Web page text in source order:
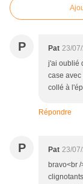
P Pat 23/
j'ai oublié
case
collé à
Répondre
P Pat 23/
bravo<br